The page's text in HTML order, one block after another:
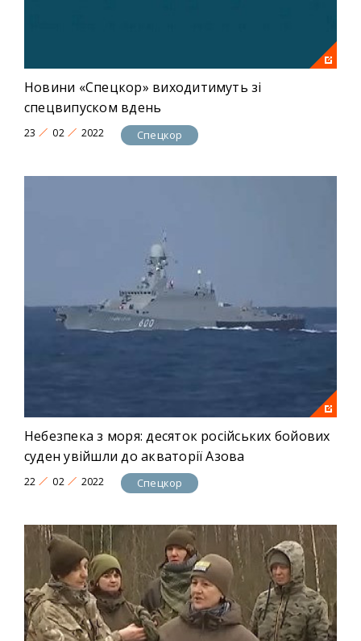
Новини «Спецкор» виходитимуть зі
спецвипуском вдень
23 02 2022 Спецкор
Небезпека з моря: десяток російських бойових
суден увійшли до акваторії Азова
22 02 2022 Спецкор